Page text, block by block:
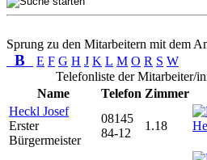
Sprung zu den Mitarbeitern mit dem
B E F G H J K L M O R S W
Telefonliste der Mitarbeiter/
Name
Telefon Zimmer
Heckl Josef
Erster
Bürgermeister
08145
84-12
1.18